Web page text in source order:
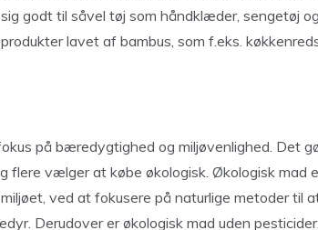
godt til såvel tøj som håndklæder, sengetøj
lavet af bambus, som f.eks.
på bæredygtighed og miljøvenlighed. Det
flere vælger at købe økologisk. Økologisk mad
ved at fokusere på naturlige metoder til
Derudover er økologisk mad uden pesticider,